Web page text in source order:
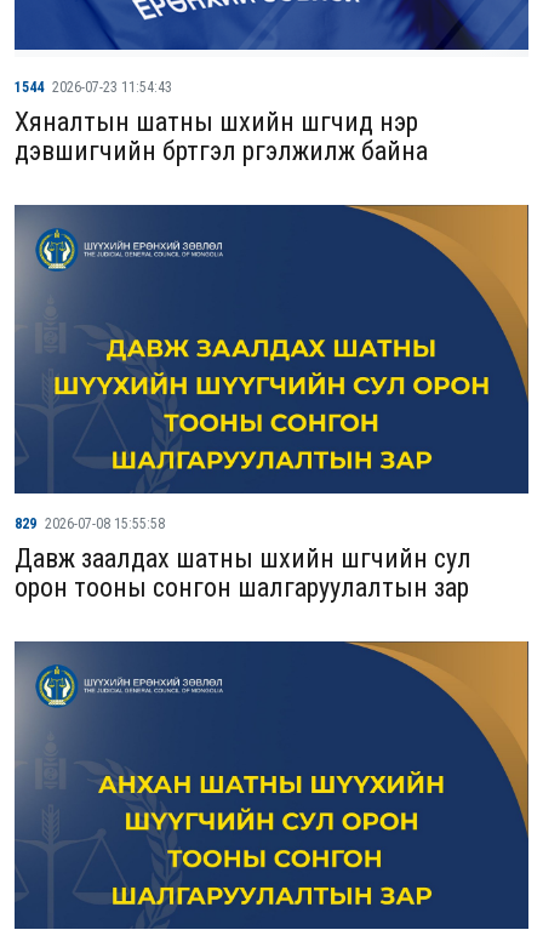
1544 2026-07-23 11:54:43
Хяналтын шатны шүүхийн шүүгчид нэр
дэвшигчийн бүртгэл үргэлжилж байна
829 2026-07-08 15:55:58
Давж заалдах шатны шүүхийн шүүгчийн сул
орон тооны сонгон шалгаруулалтын зар